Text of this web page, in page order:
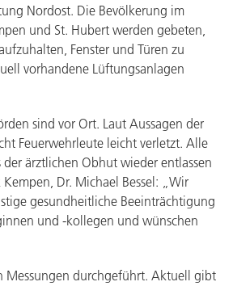
Nordost. Die Bevölkerung im
und St. Hubert werden gebeten,
Fenster und Türen zu
vorhandene Lüftungsanlagen
sind vor Ort. Laut Aussagen der
Feuerwehrleute leicht verletzt. Alle
der ärztlichen Obhut wieder entlassen
Dr. Michael Bessel: „Wir
gesundheitliche Beeinträchtigung
und -kollegen und wünschen
Messungen durchgeführt. Aktuell gibt